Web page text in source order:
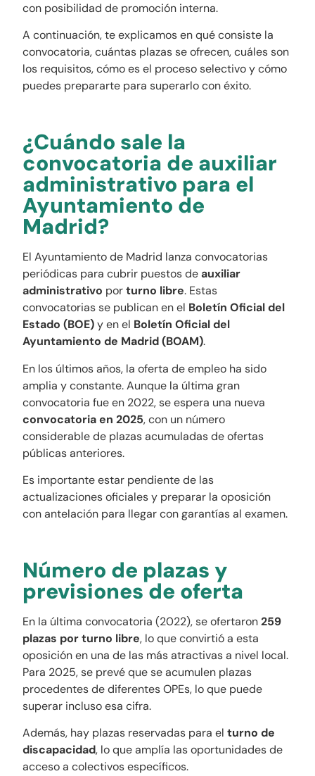
con posibilidad de promoción interna.
A continuación, te explicamos en qué consiste la
convocatoria, cuántas plazas se ofrecen, cuáles son
los requisitos, cómo es el proceso selectivo y cómo
puedes prepararte para superarlo con éxito.
¿Cuándo sale la
convocatoria de auxiliar
administrativo para el
Ayuntamiento de
Madrid?
El Ayuntamiento de Madrid lanza convocatorias
periódicas para cubrir puestos deauxiliar
administrativo porturno libre. Estas
convocatorias se publican en el Boletín Oficial del
Estado (BOE)y en el Boletín Oficial del
Ayuntamiento de Madrid (BOAM).
En los últimos años, la oferta de empleo ha sido
amplia y constante. Aunque la última gran
convocatoria fue en 2022, se espera una nueva
convocatoria en 2025, con un número
considerable de plazas acumuladas de ofertas
públicas anteriores.
Es importante estar pendiente de las
actualizaciones oficiales y preparar la oposición
con antelación para llegar con garantías al examen.
Número de plazas y
previsiones de oferta
En la última convocatoria (2022), se ofertaron259
plazas por turno libre, lo que convirtió a esta
oposición en una de las más atractivas a nivel local.
Para 2025, se prevé que se acumulen plazas
procedentes de diferentes OPEs, lo que puede
superar incluso esa cifra.
Además, hay plazas reservadas para elturno de
discapacidad, lo que amplía las oportunidades de
acceso a colectivos específicos.